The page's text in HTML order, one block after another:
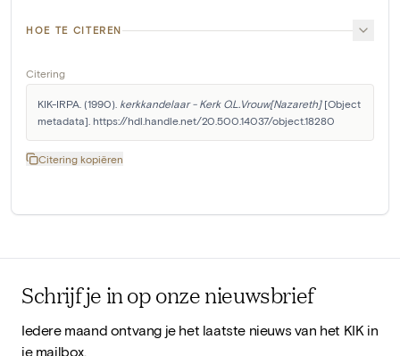
HOE TE CITEREN
Citering
KIK-IRPA. (1990). kerkkandelaar - Kerk O.L.Vrouw[Nazareth] [Object
metadata]. https://hdl.handle.net/20.500.14037/object.18280
Citering kopiëren
Schrijf je in op onze nieuwsbrief
Iedere maand ontvang je het laatste nieuws van het KIK in
je mailbox.